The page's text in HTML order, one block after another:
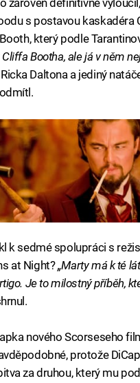
zároveň definitivně
s postavou kaskadéra
který podle
Bootha, ale já v něm
Daltona a jediný
k sedmé spolupráci s
at Night?„Marty má k té
Je to milostný příběh,
nového Scorseseho
protože
za druhou, který mu